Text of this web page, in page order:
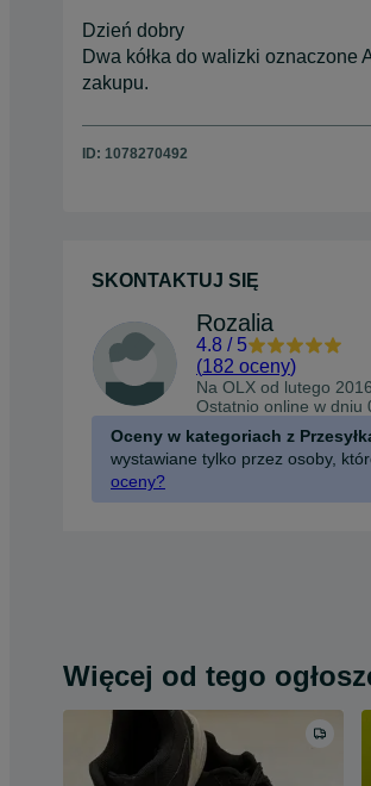
Dzień dobry
Dwa kółka do walizki oznaczone
zakupu.
ID: 1078270492
SKONTAKTUJ SIĘ
Rozalia
4.8 / 5
(182 oceny)
Na OLX od lutego 2016
Ostatnio online w dniu
Oceny w kategoriach z
wystawiane tylko przez osoby,
oceny?
Więcej od tego